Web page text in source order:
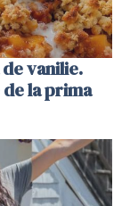
vanilie.
la prima